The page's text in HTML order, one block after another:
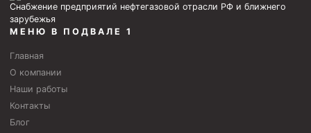
Снабжение предприятий нефтегазовой отрасли РФ и ближнего
зарубежья
МЕНЮ В ПОДВАЛЕ 1
Главная
О компании
Наши работы
Контакты
Блог